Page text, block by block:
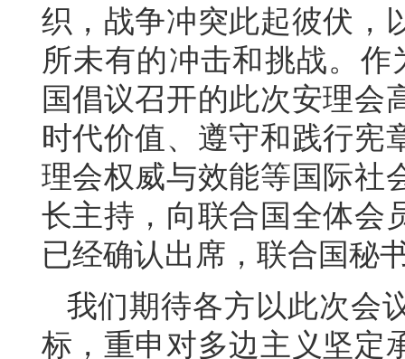
织，战争冲突此起彼伏，
所未有的冲击和挑战。
国倡议召开的此次安理会
时代价值、遵守和践行宪
理会权威与效能等国际社
长主持，向联合国全体会
已经确认出席，联合国秘
我们期待各方以此次会
标，重申对多边主义坚定